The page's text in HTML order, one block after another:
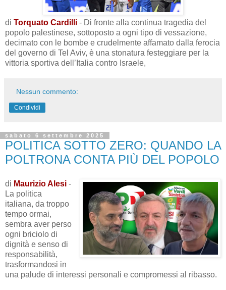
di Torquato Cardilli - Di fronte alla continua tragedia del
popolo palestinese, sottoposto a ogni tipo di vessazione,
decimato con le bombe e crudelmente affamato dalla ferocia
del governo di Tel Aviv, è una stonatura festeggiare per la
vittoria sportiva dell’Italia contro Israele,
Nessun commento:
Condividi
sabato 6 settembre 2025
POLITICA SOTTO ZERO: QUANDO LA
POLTRONA CONTA PIÙ DEL POPOLO
di Maurizio Alesi -
La politica
italiana, da troppo
tempo ormai,
sembra aver perso
ogni briciolo di
dignità e senso di
responsabilità,
trasformandosi in
una palude di interessi personali e compromessi al ribasso.